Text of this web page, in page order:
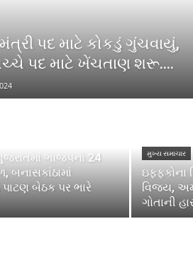
પદ માટે કોકડું ગુંચવાયું,
પદ માટે ખેંચતાણ શરૂ….
ભાજપનો 24
બેઠક પર ભારે
મુખ્ય સમાચાર
ઇફ્ફકોના
વિજય,
ગોતાની